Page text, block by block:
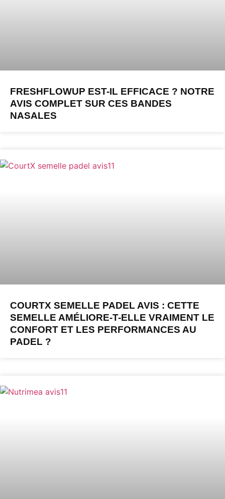
FRESHFLOWUP EST-IL EFFICACE ? NOTRE
AVIS COMPLET SUR CES BANDES
NASALES
COURTX SEMELLE PADEL AVIS : CETTE
SEMELLE AMÉLIORE-T-ELLE VRAIMENT LE
CONFORT ET LES PERFORMANCES AU
PADEL ?